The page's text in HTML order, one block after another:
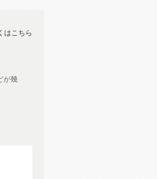
はこちら
が幾